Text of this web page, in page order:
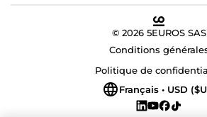
© 2026 5EUROS SAS
Conditions
Politique de
Français • USD